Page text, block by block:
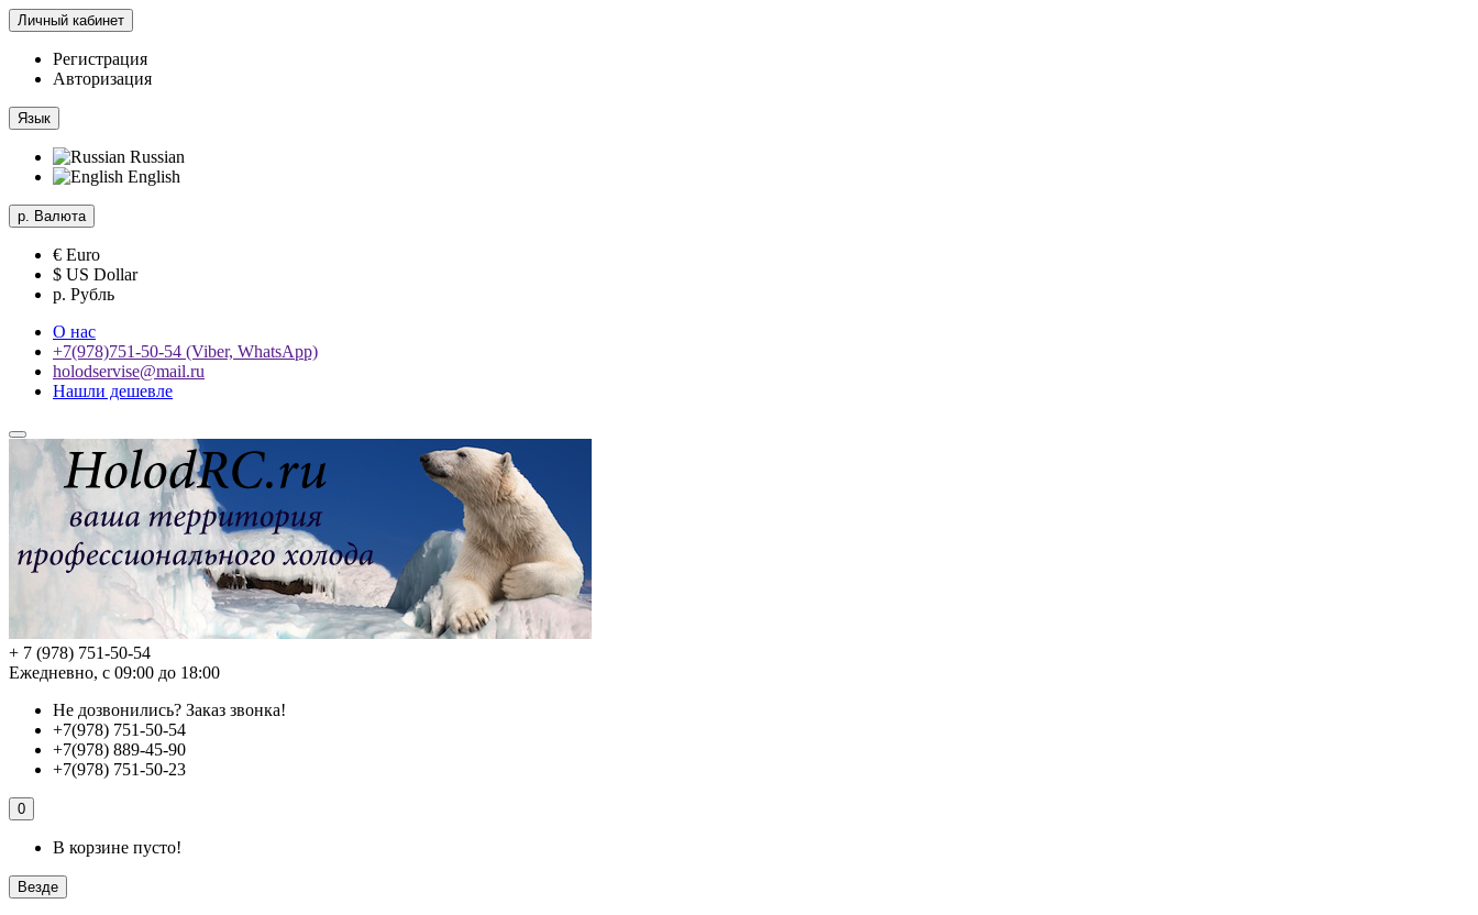
Личный кабинет
Регистрация
Авторизация
Язык
Russian
English
р. Валюта
€ Euro
$ US Dollar
р. Рубль
О нас
+7(978)751-50-54 (Viber, WhatsApp)
holodservise@mail.ru
Нашли дешевле
+ 7 (978) 751-50-54
Ежедневно, с 09:00 до 18:00
Не дозвонились? Заказ звонка!
+7(978) 751-50-54
+7(978) 889-45-90
+7(978) 751-50-23
0
В корзине пусто!
Везде